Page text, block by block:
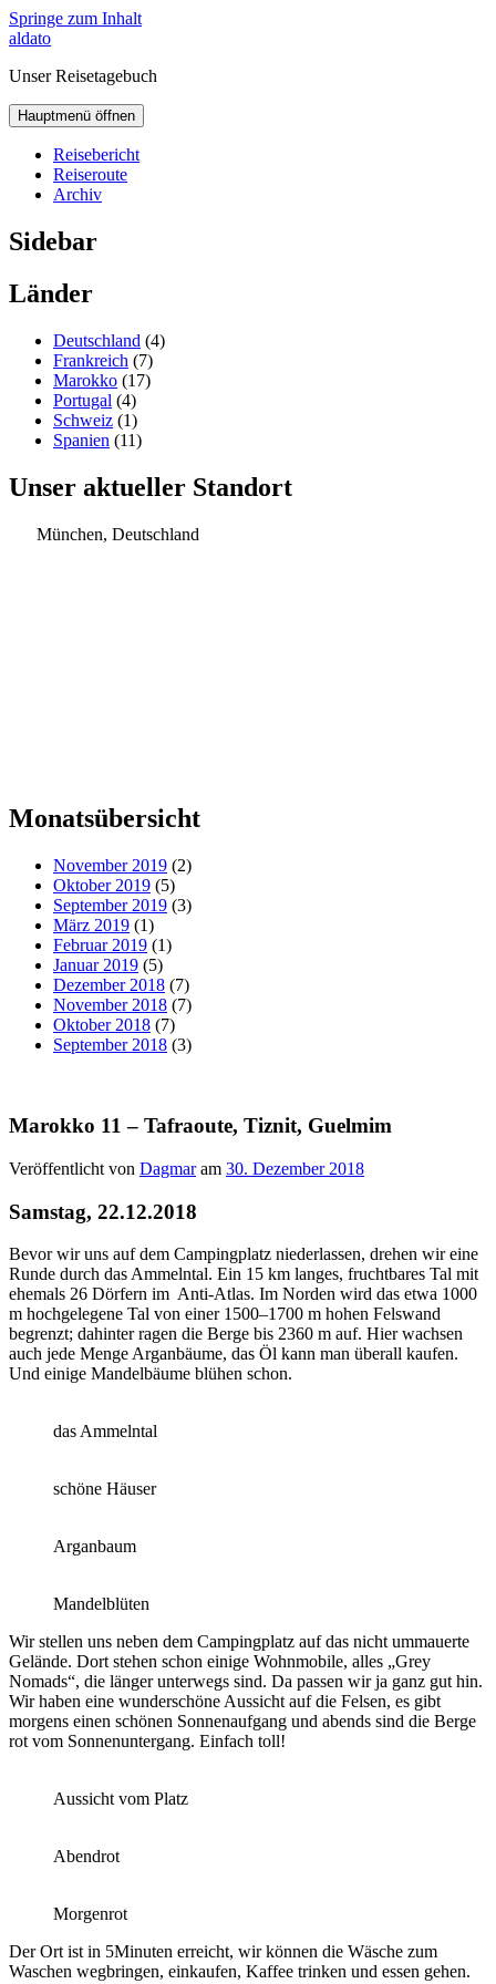
Springe zum Inhalt
aldato
Unser Reisetagebuch
Hauptmenü öffnen
Reisebericht
Reiseroute
Archiv
Sidebar
Länder
Deutschland (4)
Frankreich (7)
Marokko (17)
Portugal (4)
Schweiz (1)
Spanien (11)
Unser aktueller Standort
München, Deutschland
Monatsübersicht
November 2019 (2)
Oktober 2019 (5)
September 2019 (3)
März 2019 (1)
Februar 2019 (1)
Januar 2019 (5)
Dezember 2018 (7)
November 2018 (7)
Oktober 2018 (7)
September 2018 (3)
Marokko 11 – Tafraoute, Tiznit, Guelmim
Veröffentlicht von Dagmaram 30. Dezember 2018
Samstag, 22.12.2018
Bevor wir uns auf dem Campingplatz niederlassen, drehen wir eine
Runde durch das Ammelntal. Ein 15 km langes, fruchtbares Tal mit
ehemals 26 Dörfern im Anti-Atlas. Im Norden wird das etwa 1000
m hochgelegene Tal von einer 1500–1700 m hohen Felswand
begrenzt; dahinter ragen die Berge bis 2360 m auf. Hier wachsen
auch jede Menge Arganbäume, das Öl kann man überall kaufen.
Und einige Mandelbäume blühen schon.
das Ammelntal
schöne Häuser
Arganbaum
Mandelblüten
Wir stellen uns neben dem Campingplatz auf das nicht ummauerte
Gelände. Dort stehen schon einige Wohnmobile, alles „Grey
Nomads“, die länger unterwegs sind. Da passen wir ja ganz gut hin.
Wir haben eine wunderschöne Aussicht auf die Felsen, es gibt
morgens einen schönen Sonnenaufgang und abends sind die Berge
rot vom Sonnenuntergang. Einfach toll!
Aussicht vom Platz
Abendrot
Morgenrot
Der Ort ist in 5Minuten erreicht, wir können die Wäsche zum
Waschen wegbringen, einkaufen, Kaffee trinken und essen gehen.